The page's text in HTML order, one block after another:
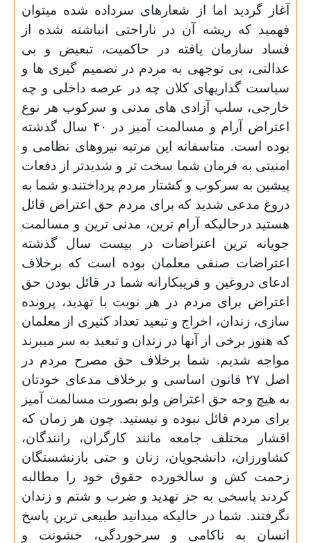
آغاز گردید اما از شعارهای سرداده شده میتوان
فهمید که ریشه آن در ناراحتی انباشته شده از
فساد سازمان یافته در حاکمیت، تبعیض و بی
عدالتی، بی توجهی به مردم در تصمیم گیری ها و
سیاست گذاریهای کلان چه در عرصه داخلی و چه
خارجی، سلب آزادی های مدنی و سرکوب هر نوع
اعتراض آرام و مسالمت آمیز در ۴۰ سال گذشته
بوده است. متاسفانه این مرتبه نیروهای نظامی و
امنیتی به فرمان شما سخت تر و شدیدتر از دفعات
پیشین به سرکوب و کشتار مردم پرداختند.و شما به
دروغ مدعی شدید که برای مردم حق اعتراض قائل
هستید درحالیکه آرام ترین، مدنی ترین و مسالمت
جویانه ترین اعتراضات در بیست سال گذشته
اعتراضات صنفی معلمان بوده است که برخلاف
ادعای دروغین و فریبکارانه شما در قائل بودن حق
اعتراض برای مردم در هر نوبت با تهدید، پرونده
سازی، زندان، اخراج و تبعید تعداد کثیری از معلمان
که هنوز برخی از آنها در زندان و تبعید به سر میبرند
مواجه شدیم. شما برخلاف حق مصرح مردم در
اصل ۲۷ قانون اساسی و برخلاف مدعای خودتان
به هیچ وجه حق اعتراض ولو بصورت مسالمت آمیز
برای مردم قائل نبوده و نیستید. چون هر زمان که
اقشار مختلف جامعه مانند کارگران،
رانندگان،
کشاورزان، دانشجویان، زنان و حتی بازنشستگان
زحمت کش و سالخورده حقوق خود را مطالبه
کردند پاسخی به جز تهدید و ضرب و شتم و زندان
نگرفتند. شما در حالیکه میدانید طبیعی ترین پاسخ
انسان به ناکامی و سرخوردگی، خشونت و